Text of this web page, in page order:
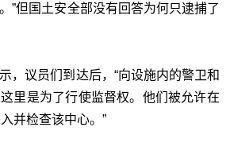
”但国土安全部没有回答为何只逮捕了
，议员们到达后，“向设施内的警卫和
里是为了行使监督权。他们被允许在
并检查该中心。”